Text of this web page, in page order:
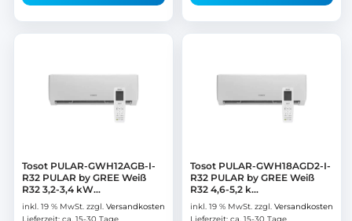
Tosot PULAR-GWH12AGB-I-
R32 PULAR by GREE Weiß
R32 3,2-3,4 kW...
inkl. 19 % MwSt. zzgl. Versandkosten
Lieferzeit: ca. 15-30 Tage
Tosot PULAR-GWH18AGD2-I-
R32 PULAR by GREE Weiß
R32 4,6-5,2 k...
inkl. 19 % MwSt. zzgl. Versandkosten
Lieferzeit: ca. 15-30 Tage